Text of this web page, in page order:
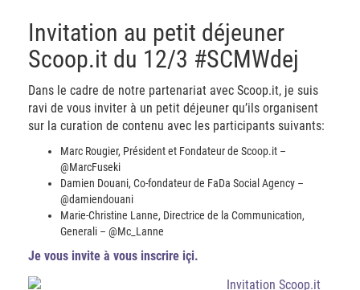
Invitation au petit déjeuner
Scoop.it du 12/3 #SCMWdej
Dans le cadre de notre partenariat avec Scoop.it, je suis
ravi de vous inviter à un petit déjeuner qu’ils organisent
sur la curation de contenu avec les participants suivants:
Marc Rougier, Président et Fondateur de Scoop.it –
@MarcFuseki
Damien Douani, Co-fondateur de FaDa Social Agency –
@damiendouani
Marie-Christine Lanne, Directrice de la Communication,
Generali – @Mc_Lanne
Je vous invite à vous inscrire içi.